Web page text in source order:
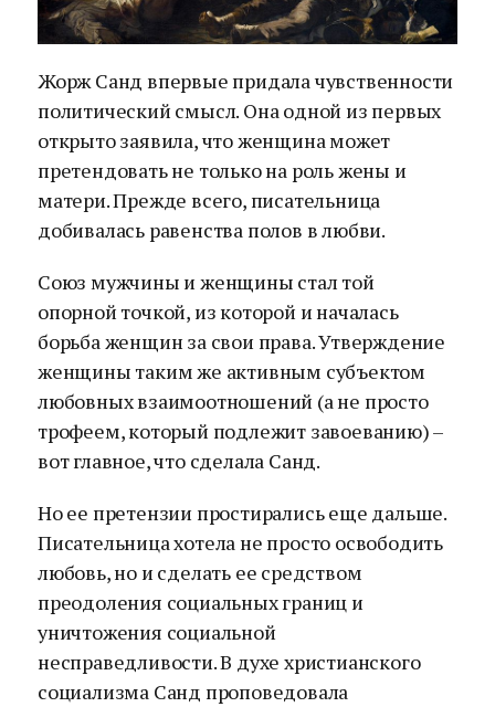
Жорж Санд впервые придала чувственности
политический смысл. Она одной из первых
открыто заявила, что женщина может
претендовать не только на роль жены и
матери. Прежде всего, писательница
добивалась равенства полов в любви.
Союз мужчины и женщины стал той
опорной точкой, из которой и началась
борьба женщин за свои права. Утверждение
женщины таким же активным субъектом
любовных взаимоотношений (а не просто
трофеем, который подлежит завоеванию) –
вот главное, что сделала Санд.
Но ее претензии простирались еще дальше.
Писательница хотела не просто освободить
любовь, но и сделать ее средством
преодоления социальных границ и
уничтожения социальной
несправедливости. В духе христианского
социализма Санд проповедовала